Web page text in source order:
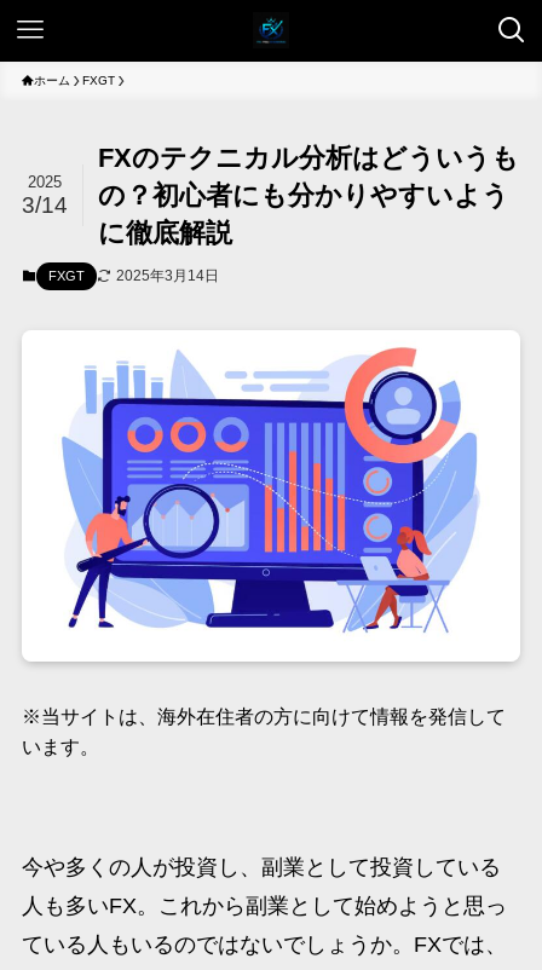
ホーム FXGT
FXのテクニカル分析はどういうも
の？初心者にも分かりやすいよう
に徹底解説
2025
3/14
FXGT 2025年3月14日
※当サイトは、海外在住者の方に向けて情報を発信して
います。
今や多くの人が投資し、副業として投資している
人も多いFX。これから副業として始めようと思っ
ている人もいるのではないでしょうか。FXでは、